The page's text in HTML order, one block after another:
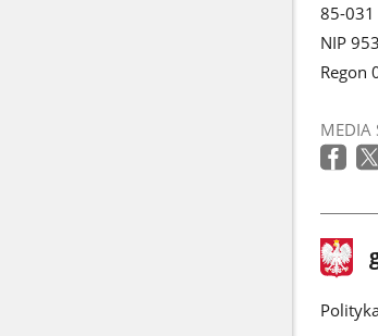
85-031
NIP
Regon
MEDIA
stopka
gov.pl